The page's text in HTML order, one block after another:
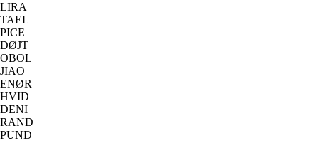
LIRA
TAEL
PICE
DØJT
OBOL
JIAO
ENØR
HVID
DENI
RAND
PUND